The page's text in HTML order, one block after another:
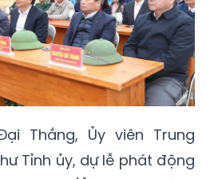
Thắng, Ủy viên Trung
Tỉnh ủy, dự lễ phát động